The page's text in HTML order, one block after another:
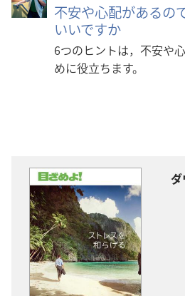
不安や心配があるの
いいですか
6つのヒントは，不安や
めに役立ちます。